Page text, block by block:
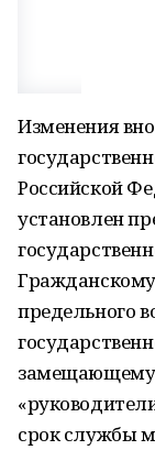
Изменения
Российской
установлен
предельного
замещающему
срок службы